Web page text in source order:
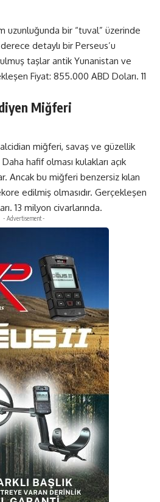
uzunluğunda bir “tuval” üzerinde
detaylı bir Perseus’u
taşlar antik Yunanistan ve
Fiyat: 855.000 ABD Doları. 11
Miğferi
miğferi, savaş ve güzellik
hafif olması kulakları açık
Ancak bu miğferi benzersiz kılan
edilmiş olmasıdır. Gerçekleşen
13 milyon civarlarında.
- Advertisement -